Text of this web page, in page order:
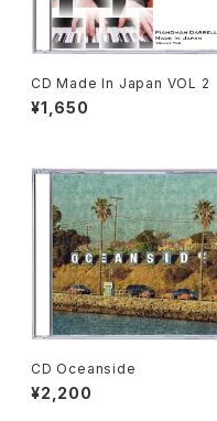
CD Made In Japan VOL 2
¥1,650
CD Oceanside
¥2,200